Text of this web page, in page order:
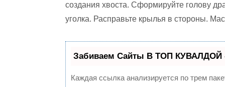
создания хвоста. Сформируйте голову
уголка. Расправьте крылья в стороны.
Забиваем Сайты В ТОП КУВАЛДОЙ -
Каждая ссылка анализируется по трем